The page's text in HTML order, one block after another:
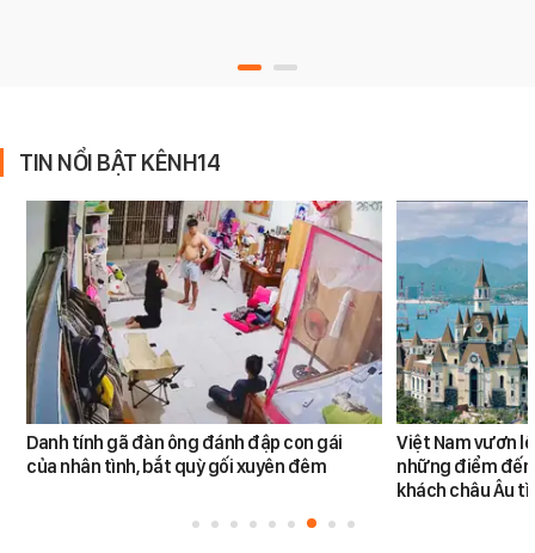
TIN NỔI BẬT KÊNH14
Danh tính gã đàn ông đánh đập con gái
của nhân tình, bắt quỳ gối xuyên đêm
Việt Nam vươn
những điểm
khách châu Âu